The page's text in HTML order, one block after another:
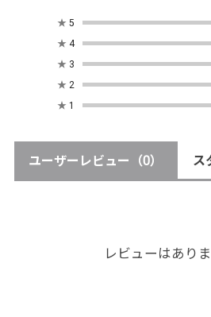
★ 5
★ 4
★ 3
★ 2
★ 1
ユーザーレビュー （0） ス
レビューはありま